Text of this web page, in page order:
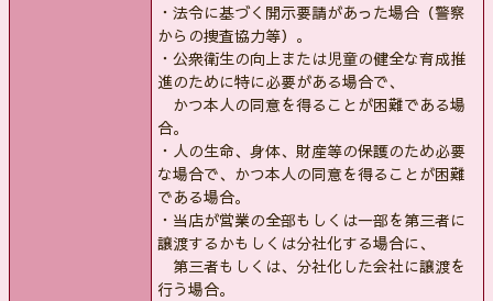
・法令に基づく開示要請があった場合（警察
からの捜査協力等）。
・公衆衛生の向上または児童の健全な育成推
進のために特に必要がある場合で、
かつ本人の同意を得ることが困難である場
合。
・人の生命、身体、財産等の保護のため必要
な場合で、かつ本人の同意を得ることが困難
である場合。
・当店が営業の全部もしくは一部を第三者に
譲渡するかもしくは分社化する場合に、
第三者もしくは、分社化した会社に譲渡を
行う場合。